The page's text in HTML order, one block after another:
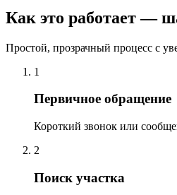
Как это работает —
Простой, прозрачный процесс с
1
Первичное обращение
Короткий звонок или
2
Поиск участка